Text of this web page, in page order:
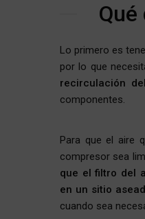
Lo primero es
por lo que
recirculación
componentes.
Para que el aire
compresor sea
que el filtro del
en un sitio
cuando sea